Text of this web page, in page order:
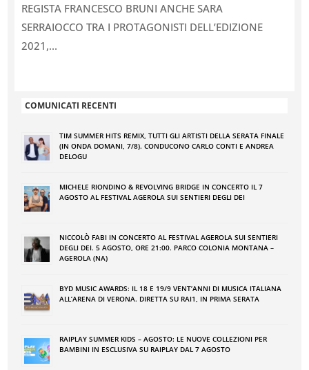
REGISTA FRANCESCO BRUNI ANCHE SARA
SERRAIOCCO TRA I PROTAGONISTI DELL’EDIZIONE
2021,...
COMUNICATI RECENTI
TIM SUMMER HITS REMIX, TUTTI GLI ARTISTI DELLA SERATA FINALE
(IN ONDA DOMANI, 7/8). CONDUCONO CARLO CONTI E ANDREA
DELOGU
MICHELE RIONDINO & REVOLVING BRIDGE IN CONCERTO IL 7
AGOSTO AL FESTIVAL AGEROLA SUI SENTIERI DEGLI DEI
NICCOLÒ FABI IN CONCERTO AL FESTIVAL AGEROLA SUI SENTIERI
DEGLI DEI. 5 AGOSTO, ORE 21:00. PARCO COLONIA MONTANA –
AGEROLA (NA)
BYD MUSIC AWARDS: IL 18 E 19/9 VENT’ANNI DI MUSICA ITALIANA
ALL’ARENA DI VERONA. DIRETTA SU RAI1, IN PRIMA SERATA
RAIPLAY SUMMER KIDS – AGOSTO: LE NUOVE COLLEZIONI PER
BAMBINI IN ESCLUSIVA SU RAIPLAY DAL 7 AGOSTO